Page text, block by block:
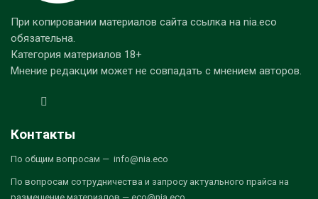
При копировании материалов сайта ссылка на nia.eco
обязательна.
Категория материалов 18+
Мнение редакции может не совпадать с мнением авторов.
Контакты
По общим вопросам — info@nia.eco
По вопросам сотрудничества и запросу актуального прайса на